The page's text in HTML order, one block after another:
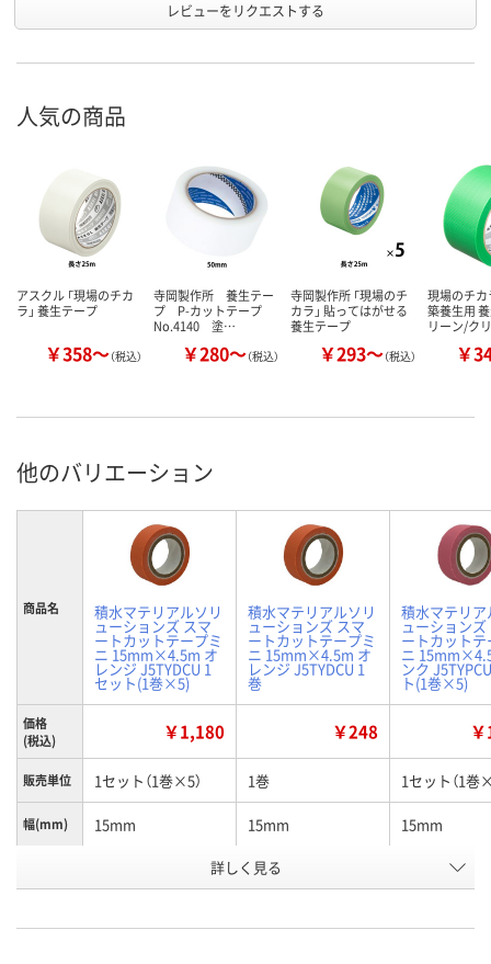
レビューをリクエストする
人気の商品
アスクル 「現場のチカ
ラ」 養生テープ
￥358～（税込）
寺岡製作所 養生テー
プ P-カットテープ
No.4140 塗…
￥280～（税込）
寺岡製作所 「現場のチ
カラ」 貼ってはがせる
養生テープ
￥293～（税込）
現場のチカ
築養生用
リーン/ク
￥
他のバリエーション
商品名 積水マテリアルソリ
ューションズ スマ
ートカットテープミ
ニ 15mm×4.5m オ
レンジ J5TYDCU 1
セット(1巻×5)
積水マテリアルソリ
ューションズ スマ
ートカットテープミ
ニ 15mm×4.5m オ
レンジ J5TYDCU 1
巻
積水マテリア
ューションズ
ートカット
ニ
ンク
ト(1巻×5)
価格
(税込)
￥1,180 ￥248
販売単位 1セット（1巻×5） 1巻 1セット（1巻
幅(mm) 15mm 15mm 15mm
オレンジ
号
詳しく見る